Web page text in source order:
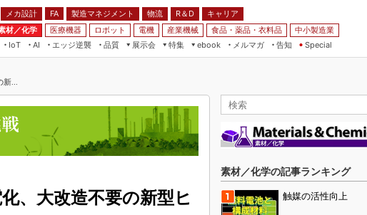
メカ設計 FA 製造マネジメント 物流 R＆D
キャリア
材／化学 医療機器 ロボット 電機 産業機械 食品・薬品・衣料品
中小製造業
IoT
AI
エッジ逆襲 品質
展示会
み/エッジ コンピューティング
IoT/5Gソリューション展
ロボット展
FRONTIER
特集
5G
フィールドサービス
組み込み画像技術
ebook
製造マネジメント
FA
モビリティ
メルマガ
告知 Special
...
、大改造不要の新型ヒ
素材／化学の記事ランキング
触媒の活性向上